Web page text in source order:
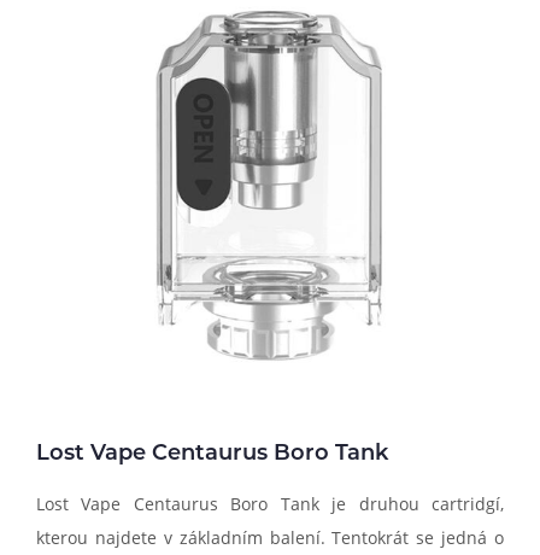
Lost Vape Centaurus Boro Tank
Lost Vape Centaurus Boro Tank je druhou cartridgí,
kterou najdete v základním balení. Tentokrát se jedná o